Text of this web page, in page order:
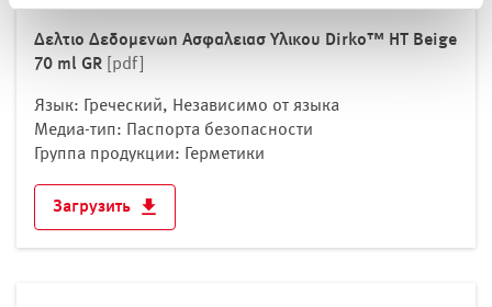
Δελτιο Δεδομενωn Ασφαλειασ Υλικου Dirko™ HT Beige
70 ml GR
[pdf]
Язык: Греческий, Независимо от языка
Медиа-тип: Паспорта безопасности
Группа продукции: Герметики
Загрузить